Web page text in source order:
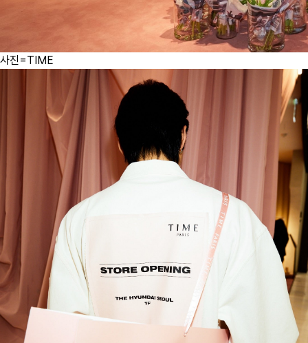
사진=TIME